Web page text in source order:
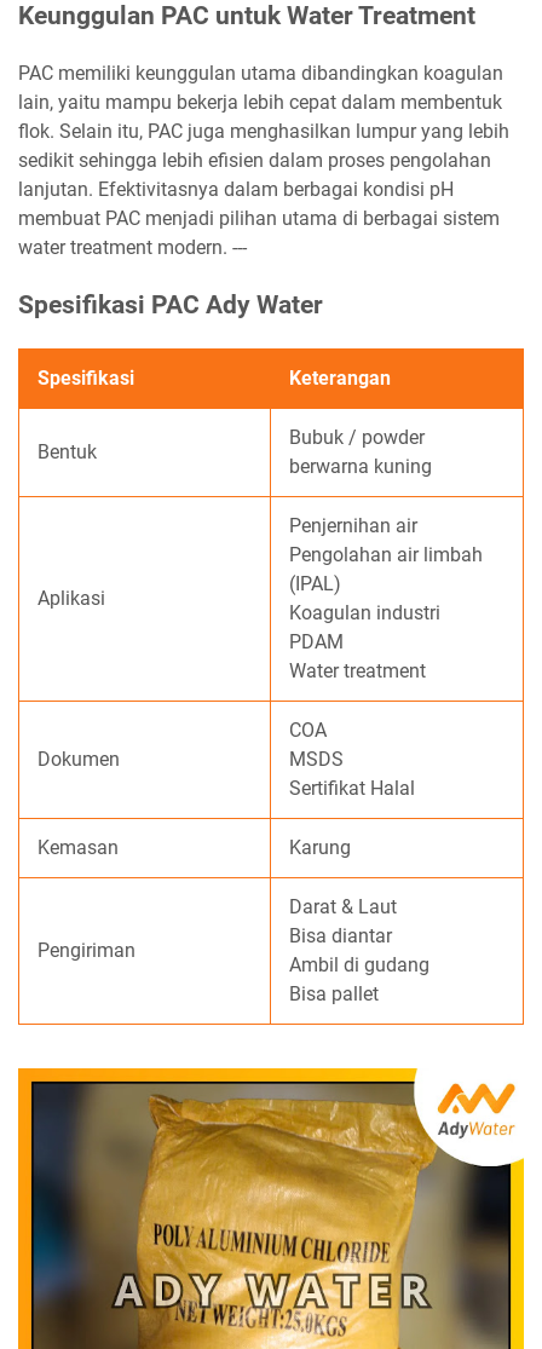
Keunggulan PAC untuk Water Treatment
PAC memiliki keunggulan utama dibandingkan koagulan
lain, yaitu mampu bekerja lebih cepat dalam membentuk
flok. Selain itu, PAC juga menghasilkan lumpur yang lebih
sedikit sehingga lebih efisien dalam proses pengolahan
lanjutan. Efektivitasnya dalam berbagai kondisi pH
membuat PAC menjadi pilihan utama di berbagai sistem
water treatment modern. ---
Spesifikasi PAC Ady Water
Spesifikasi Keterangan
Bentuk
Bubuk / powder
berwarna kuning
Aplikasi
Penjernihan air
Pengolahan air limbah
(IPAL)
Koagulan industri
PDAM
Water treatment
Dokumen
COA
MSDS
Sertifikat Halal
Kemasan Karung
Pengiriman
Darat & Laut
Bisa diantar
Ambil di gudang
Bisa pallet